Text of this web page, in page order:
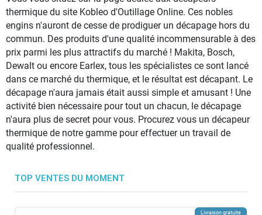
thermique du site Kobleo d'Outillage Online. Ces nobles
engins n'auront de cesse de prodiguer un décapage hors du
commun. Des produits d'une qualité incommensurable à des
prix parmi les plus attractifs du marché ! Makita, Bosch,
Dewalt ou encore Earlex, tous les spécialistes ce sont lancé
dans ce marché du thermique, et le résultat est décapant. Le
décapage n'aura jamais était aussi simple et amusant ! Une
activité bien nécessaire pour tout un chacun, le décapage
n'aura plus de secret pour vous. Procurez vous un décapeur
thermique de notre gamme pour effectuer un travail de
qualité professionnel.
TOP VENTES DU MOMENT
Livraison gratuite